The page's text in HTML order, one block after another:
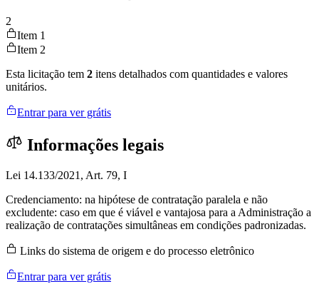
2
Item 1
Item 2
Esta licitação tem 2 itens detalhados com quantidades e valores
unitários.
Entrar para ver grátis
Informações legais
Lei 14.133/2021, Art. 79, I
Credenciamento: na hipótese de contratação paralela e não
excludente: caso em que é viável e vantajosa para a Administração a
realização de contratações simultâneas em condições padronizadas.
Links do sistema de origem e do processo eletrônico
Entrar para ver grátis